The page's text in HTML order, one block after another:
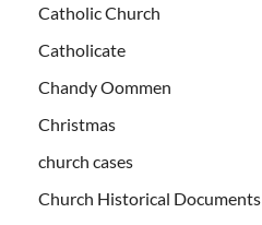
Catholic Church
Catholicate
Chandy Oommen
Christmas
church cases
Church Historical Documents